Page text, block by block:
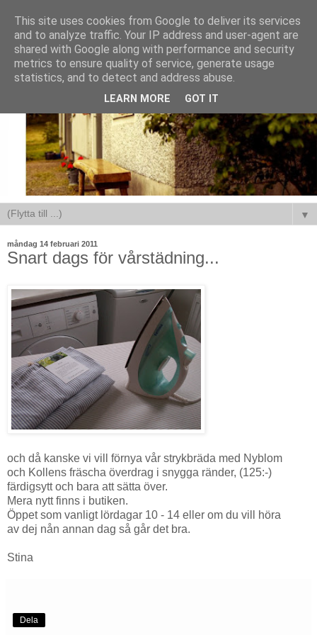
▼
måndag 14 februari 2011
Snart dags för vårstädning...
och då kanske vi vill förnya vår strykbräda med Nyblom
och Kollens fräscha överdrag i snygga ränder, (125:-)
färdigsytt och bara att sätta över.
Mera nytt finns i butiken.
Öppet som vanligt lördagar 10 - 14 eller om du vill höra
av dej nån annan dag så går det bra.
Stina
Dela
This site uses cookies from Google to deliver its services
and to analyze traffic. Your IP address and user-agent are
shared with Google along with performance and security
metrics to ensure quality of service, generate usage
statistics, and to detect and address abuse.
LEARN MORE GOT IT